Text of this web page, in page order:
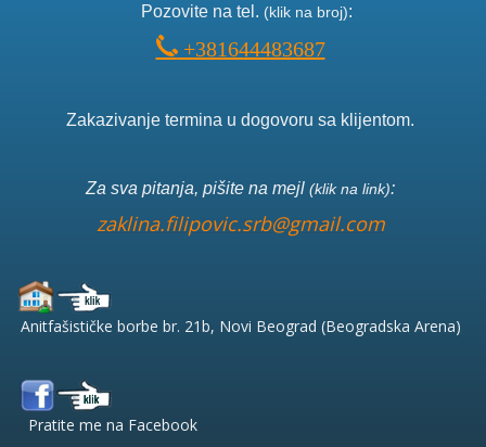
Pozovite na tel. (klik na broj):
+381644483687
Zakazivanje termina u dogovoru sa klijentom.
Za sva pitanja, pišite na mejl (klik na link):
zaklina.filipovic.srb@gmail.com
Anitfašističke borbe br. 21b, Novi Beograd (Beogradska Arena)
Pratite me na Facebook